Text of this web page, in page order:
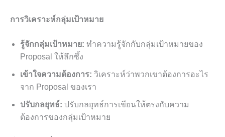
การวิเคราะห์กลุ่มเป้าหมาย
รู้จักกลุ่มเป้าหมาย: ทำความรู้จักกับกลุ่มเป้าหมายของ
Proposal ให้ลึกซึ้ง
เข้าใจความต้องการ: วิเคราะห์ว่าพวกเขาต้องการอะไร
จาก Proposal ของเรา
ปรับกลยุทธ์: ปรับกลยุทธ์การเขียนให้ตรงกับความ
ต้องการของกลุ่มเป้าหมาย